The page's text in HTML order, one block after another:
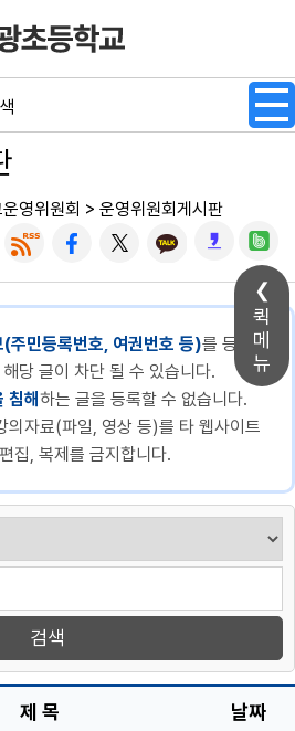
퀵
메
뉴
영위원회 > 운영위원회게시판
(주민등록번호, 여권번호 등)를 등록할
당 글이 차단 될 수 있습니다.
침해하는 글을 등록할 수 없습니다.
의자료(파일, 영상 등)를 타 웹사이트
집, 복제를 금지합니다.
제 목 날짜